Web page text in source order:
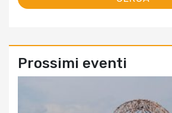
Prossimi eventi